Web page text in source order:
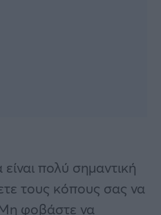
πολύ σημαντική
τους κόπους σας να
φοβάστε να